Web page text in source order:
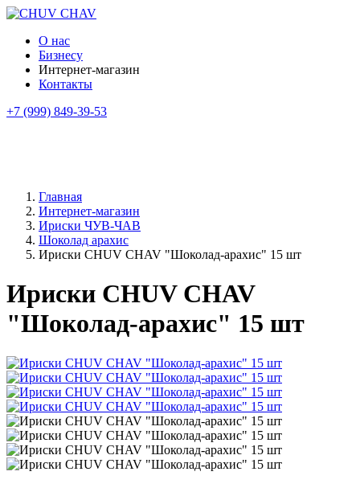
О нас
Бизнесу
Интернет-магазин
Контакты
+7 (999) 849-39-53
Главная
Интернет-магазин
Ириски ЧУВ-ЧАВ
Шоколад арахис
Ириски CHUV CHAV "Шоколад-арахис" 15 шт
Ириски CHUV CHAV
"Шоколад-арахис" 15 шт